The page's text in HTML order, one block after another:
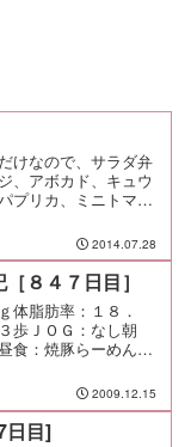
けなので、サラダ弁
、アボカド、キュウ
プリカ、ミニトマ
ほのかな甘み、コ
楽しい仕上がりに。
ましょう。...
2014.07.28
８４７日目］
体脂肪率：１８．
歩ＪＯＧ：なし朝
食：焼豚らーめん
2009.12.15
日目]